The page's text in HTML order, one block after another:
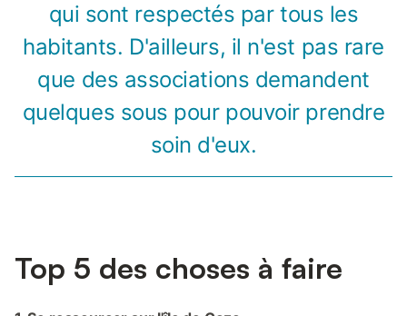
qui sont respectés par tous les
habitants. D'ailleurs, il n'est pas rare
que des associations demandent
quelques sous pour pouvoir prendre
soin d'eux.
Top 5 des choses à faire